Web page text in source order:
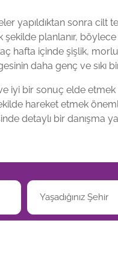
yapıldıktan sonra
şekilde planlanır,
hafta içinde şişlik,
daha genç ve sıkı
iyi bir sonuç elde
hareket etmek
detaylı bir